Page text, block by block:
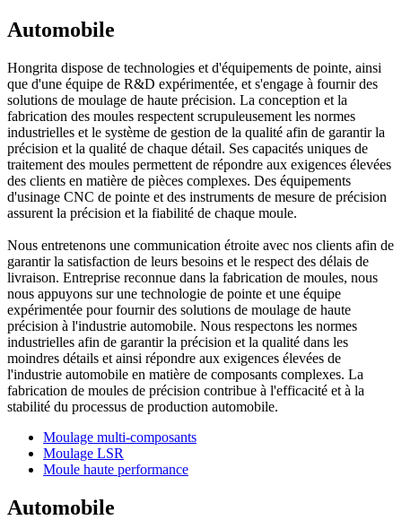
Automobile
Hongrita dispose de technologies et d'équipements de pointe, ainsi
que d'une équipe de R&D expérimentée, et s'engage à fournir des
solutions de moulage de haute précision. La conception et la
fabrication des moules respectent scrupuleusement les normes
industrielles et le système de gestion de la qualité afin de garantir la
précision et la qualité de chaque détail. Ses capacités uniques de
traitement des moules permettent de répondre aux exigences élevées
des clients en matière de pièces complexes. Des équipements
d'usinage CNC de pointe et des instruments de mesure de précision
assurent la précision et la fiabilité de chaque moule.
Nous entretenons une communication étroite avec nos clients afin de
garantir la satisfaction de leurs besoins et le respect des délais de
livraison. Entreprise reconnue dans la fabrication de moules, nous
nous appuyons sur une technologie de pointe et une équipe
expérimentée pour fournir des solutions de moulage de haute
précision à l'industrie automobile. Nous respectons les normes
industrielles afin de garantir la précision et la qualité dans les
moindres détails et ainsi répondre aux exigences élevées de
l'industrie automobile en matière de composants complexes. La
fabrication de moules de précision contribue à l'efficacité et à la
stabilité du processus de production automobile.
Moulage multi-composants
Moulage LSR
Moule haute performance
Automobile